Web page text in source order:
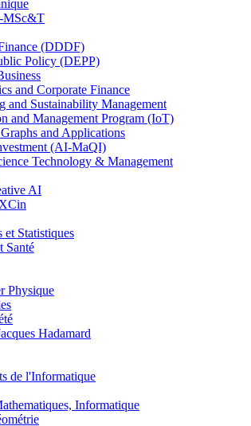
MSc&T
(DDDF)
Policy (DEPP)
and Corporate Finance
Sustainability Management
and Management Program (IoT)
and Applications
(AI-MaQI)
Technology & Management
AI
Statistiques
Santé
Physique
Hadamard
de l'Informatique
Informatique